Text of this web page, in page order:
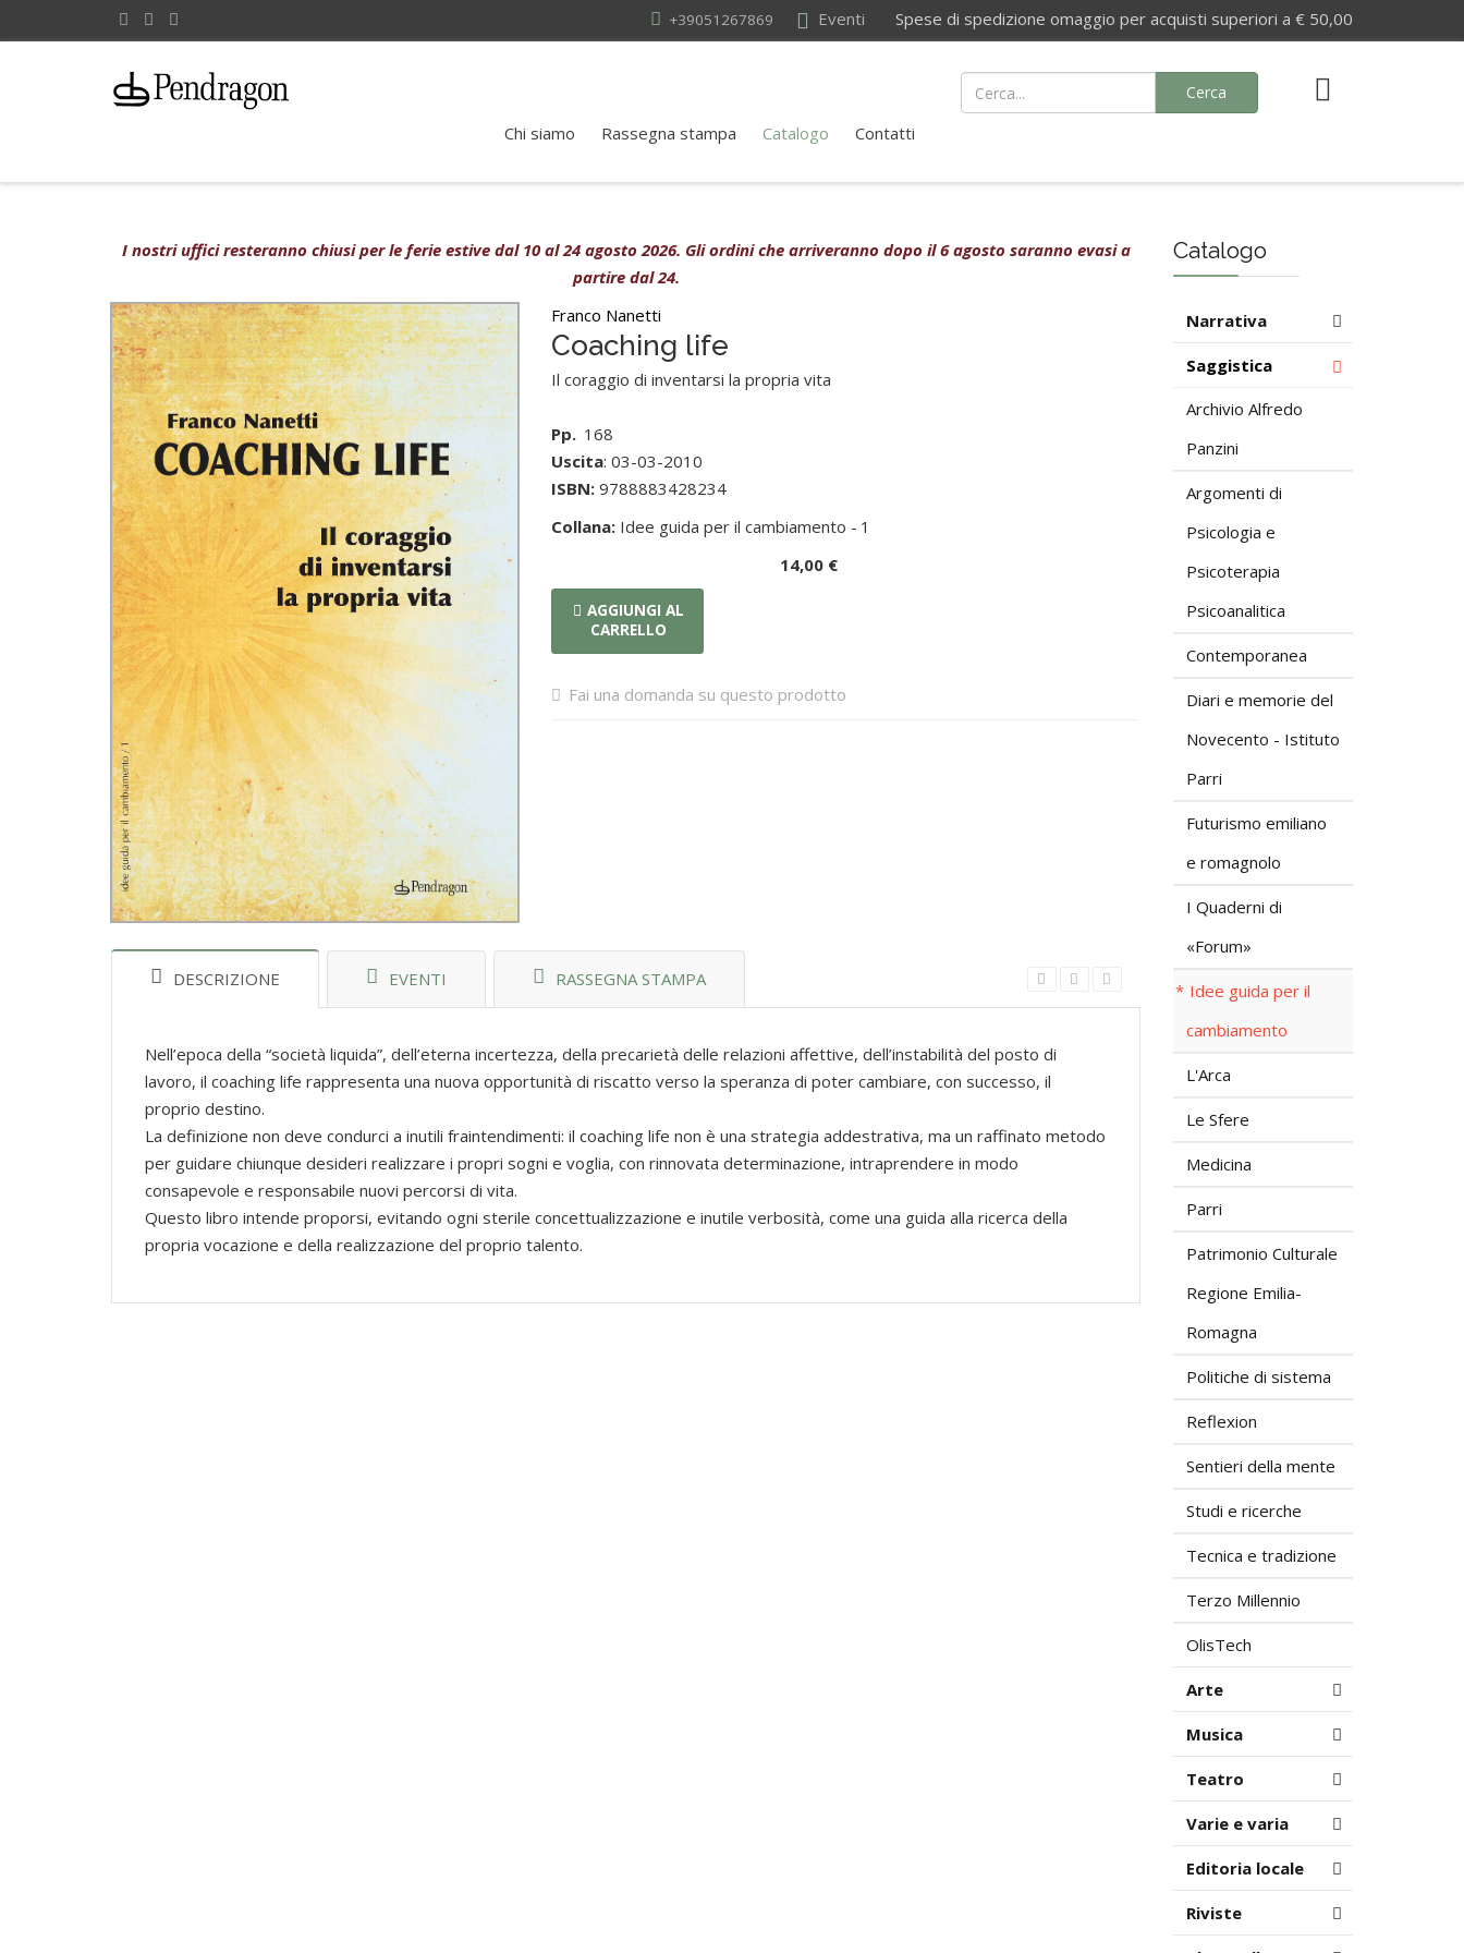
Eventi Spese di spedizione omaggio per acquisti superiori a € 50,00
+39051267869
Chi siamo Rassegna stampa Catalogo Contatti
Cerca
I nostri uffici resteranno chiusi per le ferie estive dal 10 al 24 agosto 2026. Gli ordini che arriveranno dopo il 6 agosto saranno evasi a
partire dal 24.
Franco Nanetti
Coaching life
Il coraggio di inventarsi la propria vita
Pp. 168
Uscita: 03-03-2010
ISBN: 9788883428234
Collana: Idee guida per il cambiamento - 1
14,00 €
AGGIUNGI AL
CARRELLO
Fai una domanda su questo prodotto
DESCRIZIONE EVENTI RASSEGNA STAMPA
Nell’epoca della “società liquida”, dell’eterna incertezza, della precarietà delle relazioni affettive, dell’instabilità del posto di
lavoro, il coaching life rappresenta una nuova opportunità di riscatto verso la speranza di poter cambiare, con successo, il
proprio destino.
La definizione non deve condurci a inutili fraintendimenti: il coaching life non è una strategia addestrativa, ma un raffinato metodo
per guidare chiunque desideri realizzare i propri sogni e voglia, con rinnovata determinazione, intraprendere in modo
consapevole e responsabile nuovi percorsi di vita.
Questo libro intende proporsi, evitando ogni sterile concettualizzazione e inutile verbosità, come una guida alla ricerca della
propria vocazione e della realizzazione del proprio talento.
Catalogo
Narrativa
Saggistica
Archivio Alfredo
Panzini
Argomenti di
Psicologia e
Psicoterapia
Psicoanalitica
Contemporanea
Diari e memorie del
Novecento - Istituto
Parri
Futurismo emiliano
e romagnolo
I Quaderni di
«Forum»
Idee guida per il
cambiamento
L'Arca
Le Sfere
Medicina
Parri
Patrimonio Culturale
Regione Emilia-
Romagna
Politiche di sistema
Reflexion
Sentieri della mente
Studi e ricerche
Tecnica e tradizione
Terzo Millennio
OlisTech
Arte
Musica
Teatro
Varie e varia
Editoria locale
Riviste